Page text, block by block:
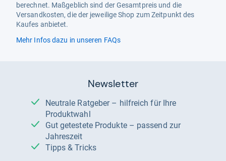
berechnet. Maßgeblich sind der Gesamtpreis und die
Versandkosten, die der jeweilige Shop zum Zeitpunkt des
Kaufes anbietet.
Mehr Infos dazu in unseren FAQs
Newsletter
Neutrale Ratgeber – hilfreich für Ihre
Produktwahl
Gut getestete Produkte – passend zur
Jahreszeit
Tipps & Tricks